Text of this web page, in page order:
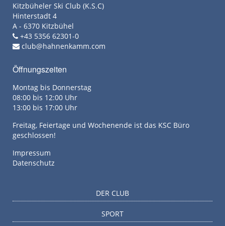
Kitzbüheler Ski Club (K.S.C)
Hinterstadt 4
A - 6370 Kitzbühel
+43 5356 62301-0
club@hahnenkamm.com
Öffnungszeiten
Montag bis Donnerstag
08:00 bis 12:00 Uhr
13:00 bis 17:00 Uhr
Freitag, Feiertage und Wochenende ist das KSC Büro
geschlossen!
Impressum
Datenschutz
DER CLUB
SPORT